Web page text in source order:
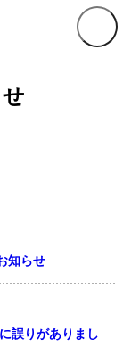
知らせ
誤りがありまし